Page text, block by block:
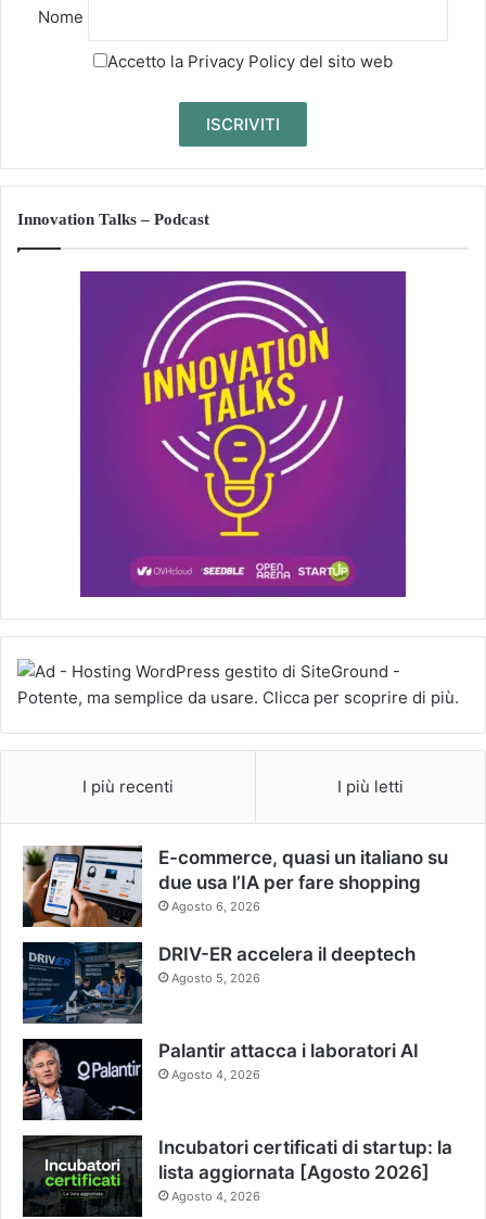
Nome
Accetto la Privacy Policy del sito web
Innovation Talks – Podcast
I più recenti I più letti
E-commerce, quasi un italiano su
due usa l’IA per fare shopping
Agosto 6, 2026
DRIV-ER accelera il deeptech
Agosto 5, 2026
Palantir attacca i laboratori AI
Agosto 4, 2026
Incubatori certificati di startup: la
lista aggiornata [Agosto 2026]
Agosto 4, 2026